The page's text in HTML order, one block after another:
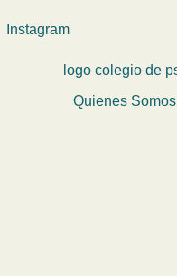
Instagram
Quienes Somos